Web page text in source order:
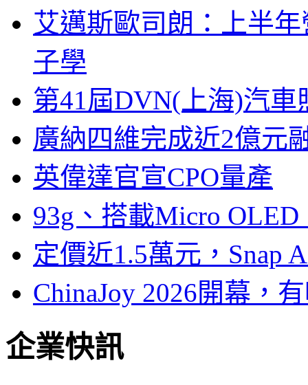
艾邁斯歐司朗：上半
子學
第41屆DVN(上海)汽
廣納四維完成近2億元
英偉達官宣CPO量產
93g、搭載Micro
定價近1.5萬元，Snap
ChinaJoy 2026開幕，
企業快訊